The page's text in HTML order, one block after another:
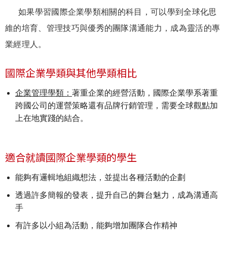
如果學習國際企業學類相關的科目，可以學到全球化思
維的培育、管理技巧與優秀的團隊溝通能力，成為靈活的專
業經理人。
國際企業學類與其他學類相比
企業管理學類： 著重企業的經營活動，國際企業學系著重
跨國公司的運營策略還有品牌行銷管理，需要全球觀點加
上在地實踐的結合。
適合就讀國際企業學類的學生
能夠有邏輯地組織想法，並提出各種活動的企劃
透過許多簡報的發表，提升自己的舞台魅力，成為溝通高
手
有許多以小組為活動，能夠增加團隊合作精神